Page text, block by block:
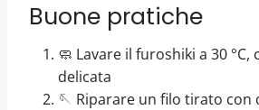
Buone pratiche
🧼 Lavare il furoshiki a 30 °C,
delicata
🪡 Riparare un filo tirato con